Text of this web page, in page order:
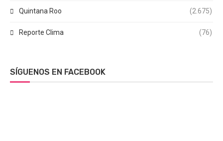
Quintana Roo (2.675)
Reporte Clima (76)
SÍGUENOS EN FACEBOOK